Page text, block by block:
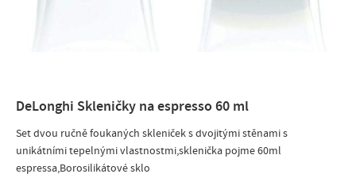
DeLonghi Skleničky na espresso 60 ml
Set dvou ručně foukaných skleniček s dvojitými stěnami s
unikátními tepelnými vlastnostmi,sklenička pojme 60ml
espressa,Borosilikátové sklo